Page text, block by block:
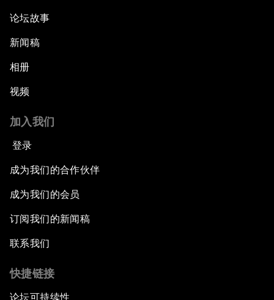
论坛故事
新闻稿
相册
视频
加入我们
登录
成为我们的合作伙伴
成为我们的会员
订阅我们的新闻稿
联系我们
快捷链接
论坛可持续性